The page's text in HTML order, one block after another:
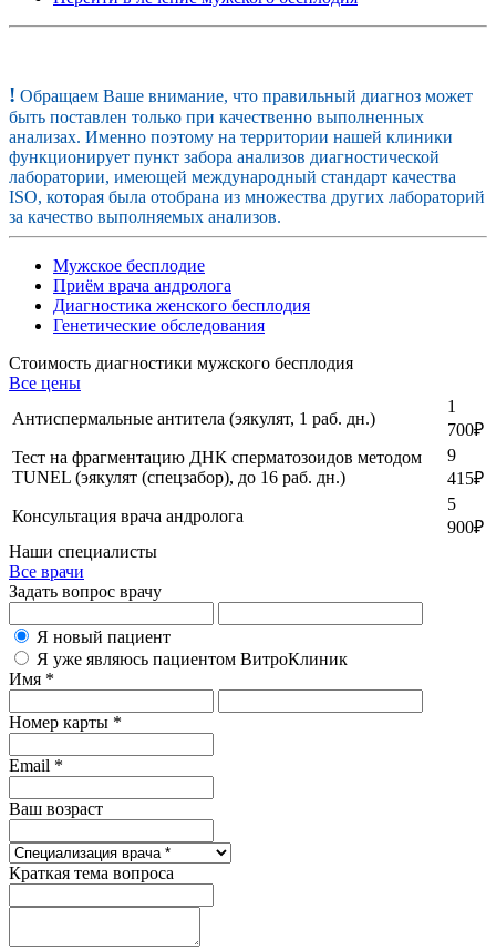
! Обращаем Ваше внимание, что правильный диагноз может
быть поставлен только при качественно выполненных
анализах. Именно поэтому на территории нашей клиники
функционирует пункт забора анализов диагностической
лаборатории, имеющей международный стандарт качества
ISO, которая была отобрана из множества других лабораторий
за качество выполняемых анализов.
Мужское бесплодие
Приём врача андролога
Диагностика женского бесплодия
Генетические обследования
Стоимость диагностики мужского бесплодия
Все цены
Антиспермальные антитела (эякулят, 1 раб. дн.)
1
700₽
Тест на фрагментацию ДНК сперматозоидов методом
TUNEL (эякулят (спецзабор), до 16 раб. дн.)
9
415₽
Консультация врача андролога
5
900₽
Наши специалисты
Все врачи
Задать вопрос врачу
Я новый пациент
Я уже являюсь пациентом ВитроКлиник
Имя *
Номер карты *
Email *
Ваш возраст
Краткая тема вопроса